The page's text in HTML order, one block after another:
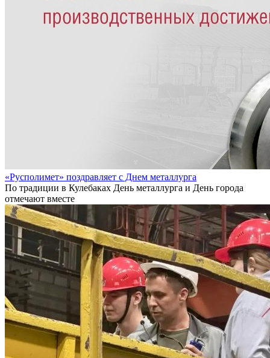
«Русполимет» поздравляет с Днем металлурга
По традиции в Кулебаках День металлурга и День города
отмечают вместе